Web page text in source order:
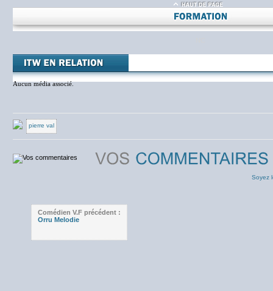
Aucun média associé.
pierre val
Soyez
Comédien V.F précédent :
Orru Melodie